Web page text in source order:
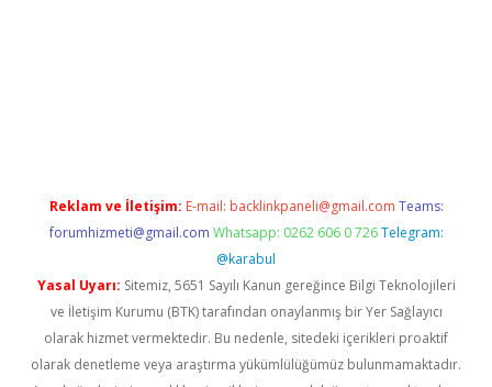
Reklam ve İletişim: E-mail: backlinkpaneli@gmail.com Teams:
forumhizmeti@gmail.com Whatsapp: 0262 606 0 726 Telegram:
@karabul
Yasal Uyarı: Sitemiz, 5651 Sayılı Kanun gereğince Bilgi Teknolojileri
ve İletişim Kurumu (BTK) tarafından onaylanmış bir Yer Sağlayıcı
olarak hizmet vermektedir. Bu nedenle, sitedeki içerikleri proaktif
olarak denetleme veya araştırma yükümlülüğümüz bulunmamaktadır.